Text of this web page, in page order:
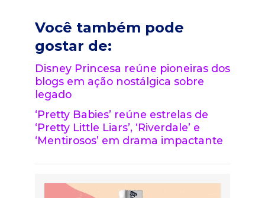
Você também pode
gostar de:
Disney Princesa reúne pioneiras dos
blogs em ação nostálgica sobre
legado
‘Pretty Babies’ reúne estrelas de
‘Pretty Little Liars’, ‘Riverdale’ e
‘Mentirosos’ em drama impactante